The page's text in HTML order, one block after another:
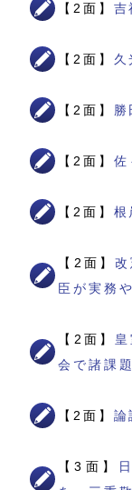
【2面】
【2面】
【2面】
【2面】
【2面】
【2面】
臣が実務
【2面】
会で諸課
【2面】 論
【3面】